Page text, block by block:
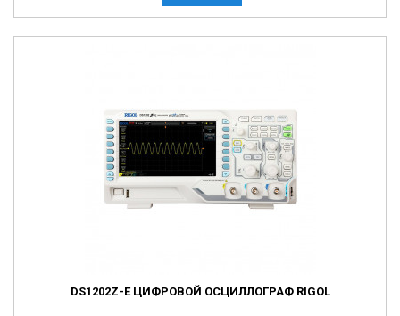
DS1202Z-E ЦИФРОВОЙ ОСЦИЛЛОГРАФ RIGOL